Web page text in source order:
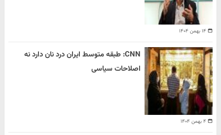
۱۴ بهمن ۱۴۰۴
۴ بهمن ۱۴۰۴
CNN: طبقه متوسط ایران درد نان دارد نه
اصلاحات سیاسی